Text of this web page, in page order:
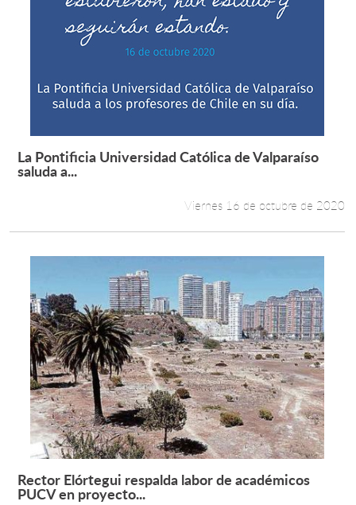
Leer más +
La Pontificia Universidad Católica de Valparaíso
saluda a...
Viernes 16 de octubre de 2020
Leer más +
Rector Elórtegui respalda labor de académicos
PUCV en proyecto...